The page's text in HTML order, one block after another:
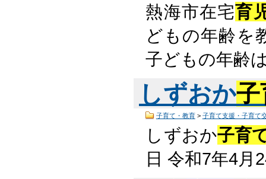
熱海市在宅育
どもの年齢を
子どもの年齢
しずおか子
子育て・教育> 子育て支援・子育て
しずおか子育
日 令和7年4